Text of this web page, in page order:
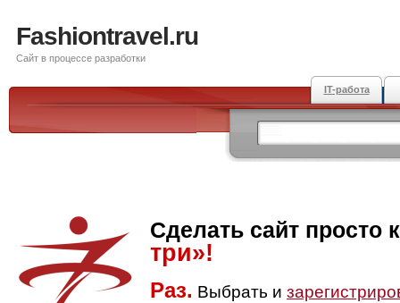
Fashiontravel.ru
Сайт в процессе разработки
IT-работа
Сделать сайт просто
три»!
Раз. Выбрать и